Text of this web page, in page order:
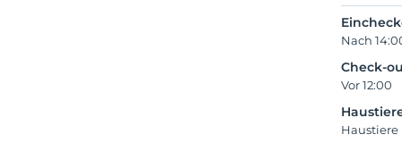
Nach
Check-
Vor 12:00
Haustiere